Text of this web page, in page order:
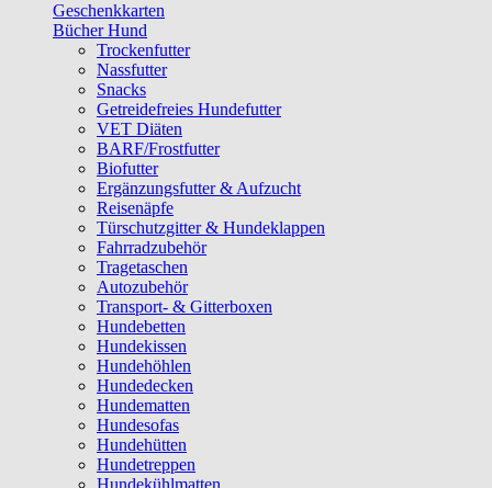
Geschenkkarten
Bücher Hund
Trockenfutter
Nassfutter
Snacks
Getreidefreies Hundefutter
VET Diäten
BARF/Frostfutter
Biofutter
Ergänzungsfutter & Aufzucht
Reisenäpfe
Türschutzgitter & Hundeklappen
Fahrradzubehör
Tragetaschen
Autozubehör
Transport- & Gitterboxen
Hundebetten
Hundekissen
Hundehöhlen
Hundedecken
Hundematten
Hundesofas
Hundehütten
Hundetreppen
Hundekühlmatten